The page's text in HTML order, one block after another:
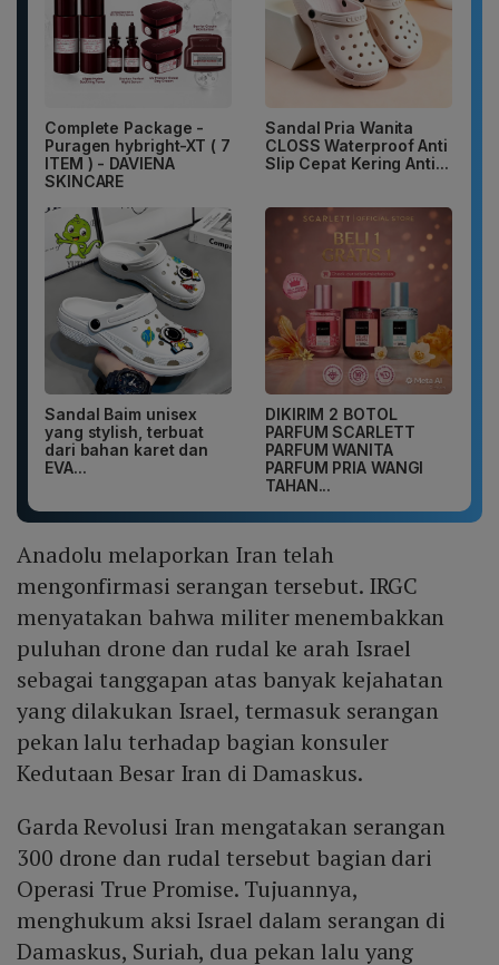
Complete Package -
Puragen hybright-XT ( 7
ITEM ) - DAVIENA
SKINCARE
Sandal Pria Wanita
CLOSS Waterproof Anti
Slip Cepat Kering Anti...
Sandal Baim unisex
yang stylish, terbuat
dari bahan karet dan
EVA...
DIKIRIM 2 BOTOL
PARFUM SCARLETT
PARFUM WANITA
PARFUM PRIA WANGI
TAHAN...
Anadolu melaporkan Iran telah
mengonfirmasi serangan tersebut. IRGC
menyatakan bahwa militer menembakkan
puluhan drone dan rudal ke arah Israel
sebagai tanggapan atas banyak kejahatan
yang dilakukan Israel, termasuk serangan
pekan lalu terhadap bagian konsuler
Kedutaan Besar Iran di Damaskus.
Garda Revolusi Iran mengatakan serangan
300 drone dan rudal tersebut bagian dari
Operasi True Promise. Tujuannya,
menghukum aksi Israel dalam serangan di
Damaskus, Suriah, dua pekan lalu yang